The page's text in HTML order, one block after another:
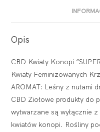
Opis
CBD Kwiaty Konopi
Kwiaty Feminizowanych
AROMAT: Leśny z nutami
CBD Ziołowe produkty do
wytwarzane są wyłącznie
kwiatów konopi. Rośliny